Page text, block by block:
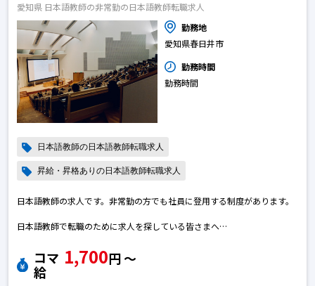
愛知県 日本語教師の非常勤の日本語教師転職求人
勤務地
愛知県春日井市
勤務時間
勤務時間
日本語教師の日本語教師転職求人
昇給・昇格ありの日本語教師転職求人
日本語教師の求人です。非常勤の方でも社員に登用する制度があります。
日本語教師で転職のために求人を探している皆さまへ
の転職求人
コマ
給
1,700円 〜